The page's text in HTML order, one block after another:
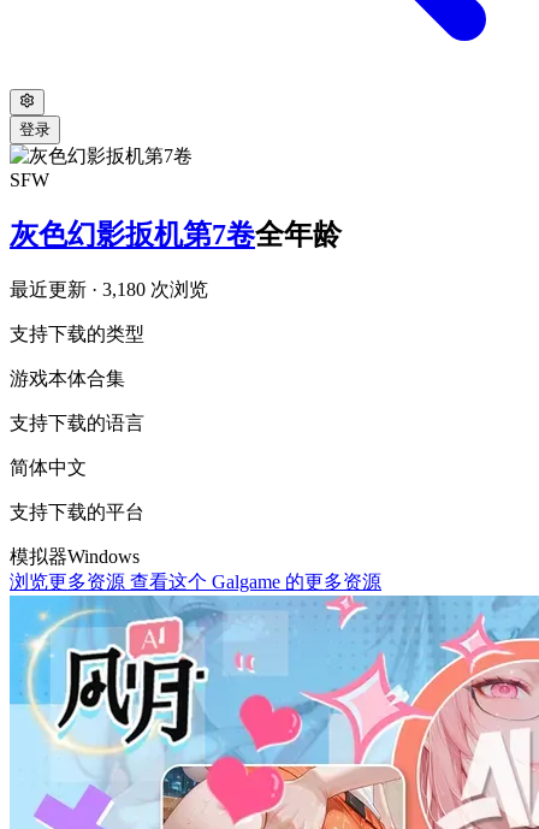
登录
SFW
灰色幻影扳机第7卷全年龄
最近更新 · 3,180 次浏览
支持下载的类型
游戏本体合集
支持下载的语言
简体中文
支持下载的平台
模拟器Windows
浏览更多资源 查看这个 Galgame 的更多资源